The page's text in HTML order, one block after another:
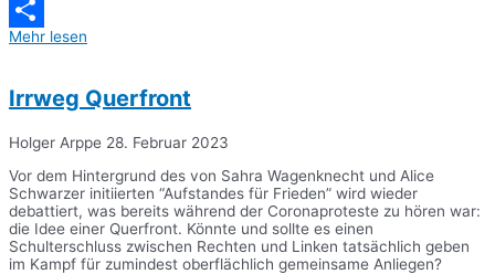
Messenger
Teilen
Mehr lesen
Irrweg Querfront
Holger Arppe 28. Februar 2023
Vor dem Hintergrund des von Sahra Wagenknecht und Alice
Schwarzer initiierten “Aufstandes für Frieden” wird wieder
debattiert, was bereits während der Coronaproteste zu hören war:
die Idee einer Querfront. Könnte und sollte es einen
Schulterschluss zwischen Rechten und Linken tatsächlich geben
im Kampf für zumindest oberflächlich gemeinsame Anliegen?